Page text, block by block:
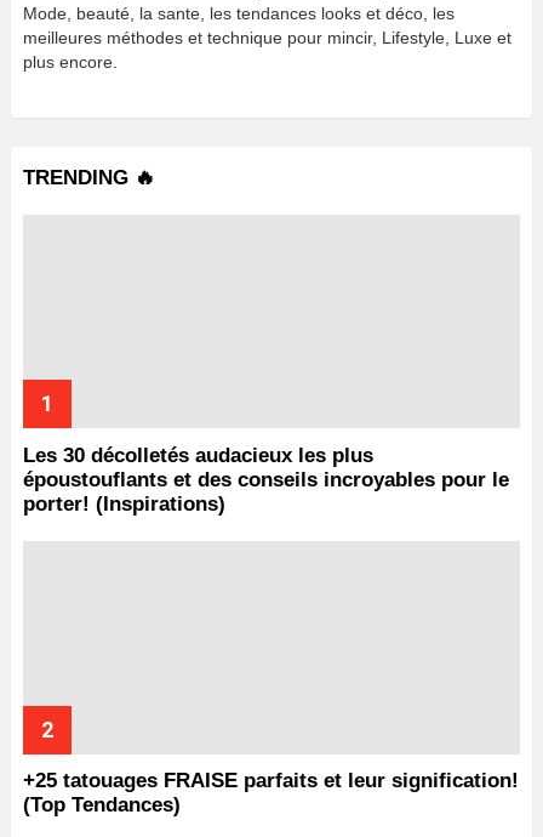
Mode, beauté, la sante, les tendances looks et déco, les
meilleures méthodes et technique pour mincir, Lifestyle, Luxe et
plus encore.
TRENDING 🔥
Les 30 décolletés audacieux les plus
époustouflants et des conseils incroyables pour le
porter! (Inspirations)
+25 tatouages ​​FRAISE parfaits et leur signification!
(Top Tendances)